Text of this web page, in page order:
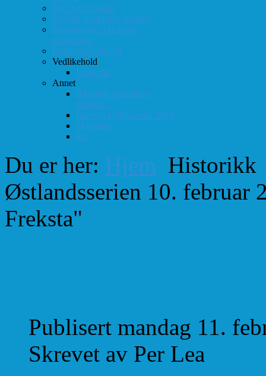
DVD-er til utlån
Virtuell sjakklubb (lichess)
Førsteplasser i eksterne
turneringer
Hedersbevisninger
Vedlikehold
Logg inn
Annet
Ikke helt som andre
muséer...
Intervju klubbmester 2013
Skjemaer
test
Du er her: Hjem Historikk
Østlandsserien 10. februar
Freksta"
Publisert mandag 11.
Skrevet av Per Lea